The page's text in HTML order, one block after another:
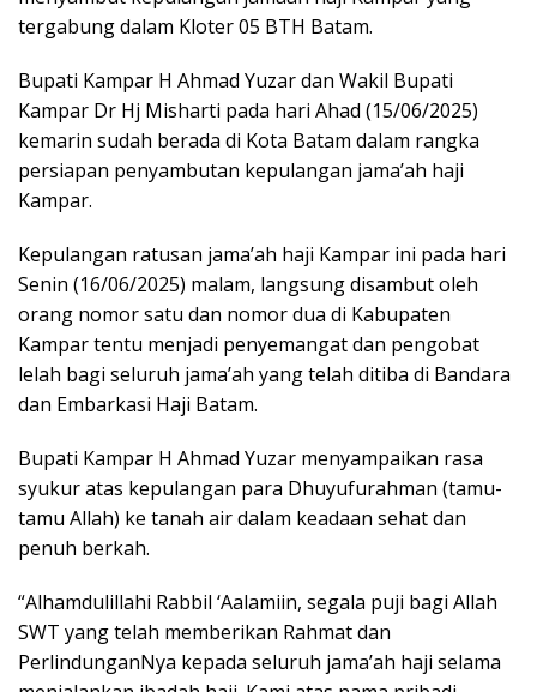
tergabung dalam Kloter 05 BTH Batam.
Bupati Kampar H Ahmad Yuzar dan Wakil Bupati
Kampar Dr Hj Misharti pada hari Ahad (15/06/2025)
kemarin sudah berada di Kota Batam dalam rangka
persiapan penyambutan kepulangan jama’ah haji
Kampar.
Kepulangan ratusan jama’ah haji Kampar ini pada hari
Senin (16/06/2025) malam, langsung disambut oleh
orang nomor satu dan nomor dua di Kabupaten
Kampar tentu menjadi penyemangat dan pengobat
lelah bagi seluruh jama’ah yang telah ditiba di Bandara
dan Embarkasi Haji Batam.
Bupati Kampar H Ahmad Yuzar menyampaikan rasa
syukur atas kepulangan para Dhuyufurahman (tamu-
tamu Allah) ke tanah air dalam keadaan sehat dan
penuh berkah.
“Alhamdulillahi Rabbil ‘Aalamiin, segala puji bagi Allah
SWT yang telah memberikan Rahmat dan
PerlindunganNya kepada seluruh jama’ah haji selama